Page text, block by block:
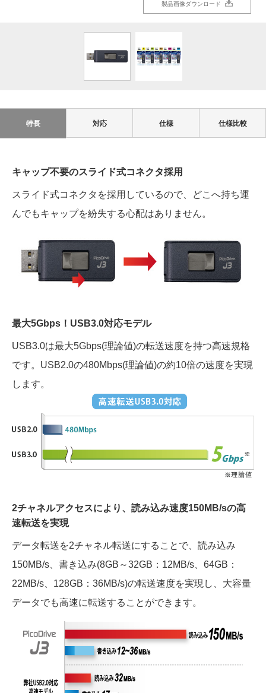
製品画像ダウンロード
製品画像ダウンロード
特長 対応 仕様 仕様比較
キャップ不要のスライド式コネクタ採用
スライド式コネクタを採用しているので、どこへ持ち運
んでもキャップを紛失する心配はありません。
最大5Gbps！USB3.0対応モデル
USB3.0は最大5Gbps(理論値)の転送速度を持つ高速規格
です。USB2.0の480Mbps(理論値)の約10倍の速度を実現
します。
2チャネルアクセスにより、読み込み速度150MB/sの高
速転送を実現
データ転送を2チャネル転送にすることで、読み込み
150MB/s、書き込み(8GB～32GB：12MB/s、64GB：
22MB/s、128GB：36MB/s)の転送速度を実現し、大容量
データでも高速に転送することができます。